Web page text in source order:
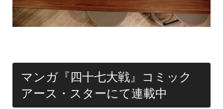
マンガ『四十七大戦』コミック
アース・スターにて連載中